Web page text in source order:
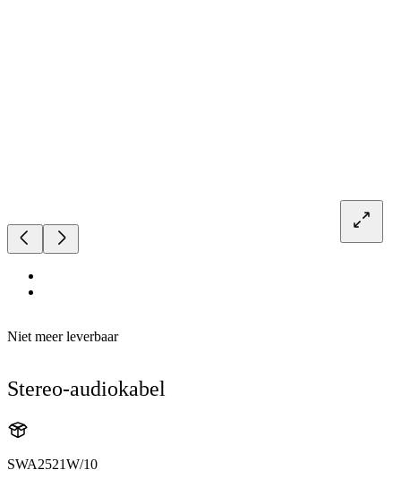
Niet meer leverbaar
Stereo-audiokabel
SWA2521W/10